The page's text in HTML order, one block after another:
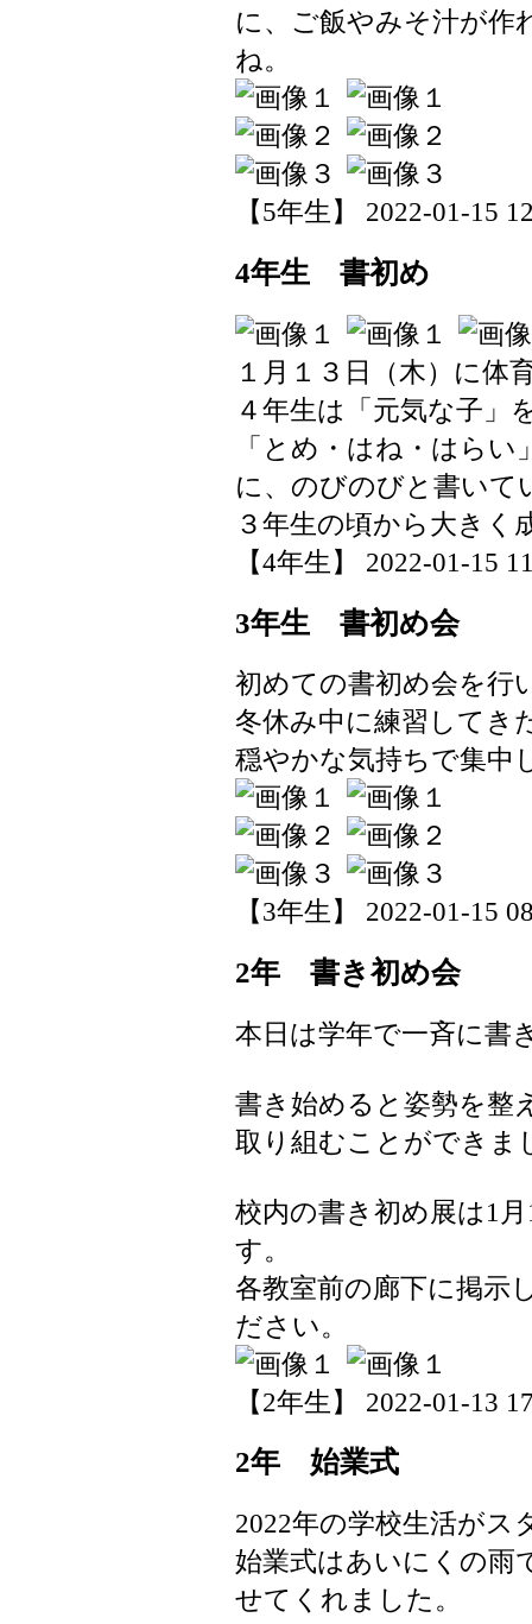
に、ご飯やみそ汁が作
ね。
【5年生】 2022-01-15
4年生 書初め
１月１３日（木）に体
４年生は「元気な子」
「とめ・はね・はら
に、のびのびと書いて
３年生の頃から大きく
【4年生】 2022-01-15
3年生 書初め会
初めての書初め会を行
冬休み中に練習してき
穏やかな気持ちで集中
【3年生】 2022-01-15
2年 書き初め会
本日は学年で一斉に書
書き始めると姿勢を整
取り組むことができま
校内の書き初め展は1
す。
各教室前の廊下に掲示
ださい。
【2年生】 2022-01-13
2年 始業式
2022年の学校生活がス
始業式はあいにくの雨
せてくれました。